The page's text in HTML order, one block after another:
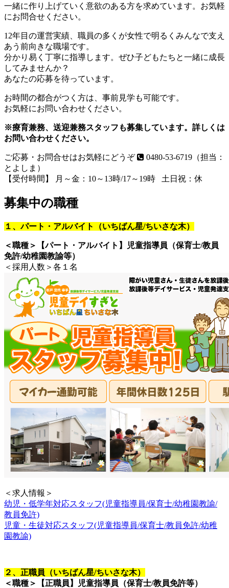
一緒に作り上げていく意欲のある方を求めています。お気軽
にお問合せください。
12年目の運営実績、職員の多くが女性で明るくみんなで支え
あう前向きな職場です。
分かり易く丁寧に指導します。ぜひ子どもたちと一緒に成長
してみませんか？
あなたの応募を待っています。
お時間の都合がつく方は、事前見学も可能です。
お気軽にお問い合わせください。
※療育兼務、送迎兼務スタッフも募集しています。詳しくは
お問い合わせください。
ご応募・お問合せはお気軽にどうぞ 0480-53-6719 （担当：
とよしま）
【受付時間】
月～金：10～13時/17～19時 土日祝：休
募集中の職種
１、パート・アルバイト（いちばん星/ちいさな木）
＜職種＞【パート・アルバイト】児童指導員（保育士/教員
免許/幼稚園教諭等）
＜採用人数＞各１名
＜求人情報＞
幼児・低学年対応スタッフ(児童指導員/保育士/幼稚園教諭/
教員免許)
児童・生徒対応スタッフ(児童指導員/保育士/教員免許/幼稚
園教諭)
２ 、正職員（いちばん星/ちいさな木）
＜職種＞【正職員】児童指導員（保育士/教員免許等）